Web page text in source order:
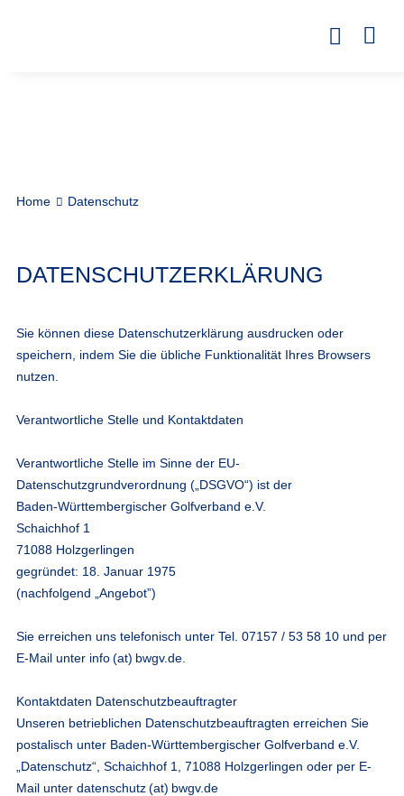
Home Datenschutz
DATENSCHUTZERKLÄRUNG
Sie können diese Datenschutzerklärung ausdrucken oder
speichern, indem Sie die übliche Funktionalität Ihres Browsers
nutzen.
Verantwortliche Stelle und Kontaktdaten
Verantwortliche Stelle im Sinne der EU-
Datenschutzgrundverordnung („DSGVO“) ist der
Baden-Württembergischer Golfverband e.V.
Schaichhof 1
71088 Holzgerlingen
gegründet: 18. Januar 1975
(nachfolgend „Angebot”)
Sie erreichen uns telefonisch unter Tel. 07157 / 53 58 10 und per
E-Mail unter info (at) bwgv.de.
Kontaktdaten Datenschutzbeauftragter
Unseren betrieblichen Datenschutzbeauftragten erreichen Sie
postalisch unter Baden-Württembergischer Golfverband e.V.
„Datenschutz“, Schaichhof 1, 71088 Holzgerlingen oder per E-
Mail unter datenschutz (at) bwgv.de